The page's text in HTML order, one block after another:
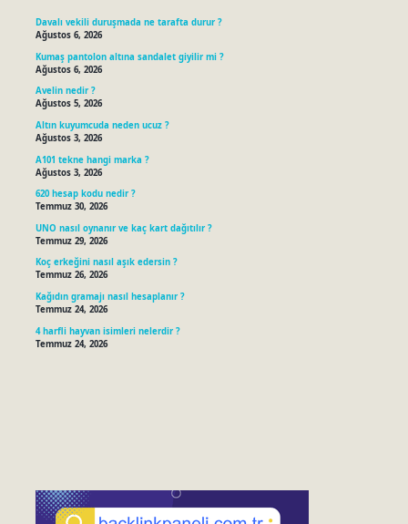
Davalı vekili duruşmada ne tarafta durur ?
Ağustos 6, 2026
Kumaş pantolon altına sandalet giyilir mi ?
Ağustos 6, 2026
Avelin nedir ?
Ağustos 5, 2026
Altın kuyumcuda neden ucuz ?
Ağustos 3, 2026
A101 tekne hangi marka ?
Ağustos 3, 2026
620 hesap kodu nedir ?
Temmuz 30, 2026
UNO nasıl oynanır ve kaç kart dağıtılır ?
Temmuz 29, 2026
Koç erkeğini nasıl aşık edersin ?
Temmuz 26, 2026
Kağıdın gramajı nasıl hesaplanır ?
Temmuz 24, 2026
4 harfli hayvan isimleri nelerdir ?
Temmuz 24, 2026